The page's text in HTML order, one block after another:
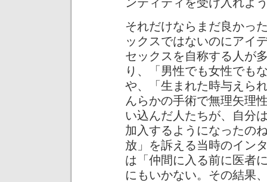
それだけならまだ良かっ
ックスではないのにアイ
セックスを自称する人が
り、「男性でも女性でも
や、「生まれた時与えら
んらかの手術で無理矢理
い込んだ人たちが、自分
加入するようになったの
放」を訴える当時のイン
は「仲間に入る前に医者
にもいかない。その結果